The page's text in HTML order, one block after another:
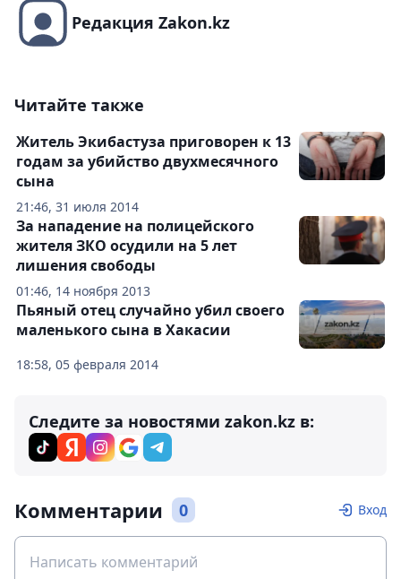
Редакция Zakon.kz
Читайте также
21:46, 31 июля 2014
Житель Экибастуза приговорен к 13
годам за убийство двухмесячного
сына
01:46, 14 ноября 2013
За нападение на полицейского
жителя ЗКО осудили на 5 лет
лишения свободы
18:58, 05 февраля 2014
Пьяный отец случайно убил своего
маленького сына в Хакасии
Следите за новостями zakon.kz в:
Комментарии 0 Вход